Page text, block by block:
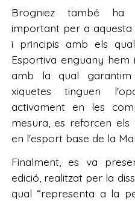
Brogniez també ha
important per a aquesta
i principis amb els
Esportiva enguany hem
amb la qual
xiquetes tinguen
activament en les
mesura, es reforcen
en l'esport base de la
Finalment, es va
edició, realitzat per la
qual “representa a la